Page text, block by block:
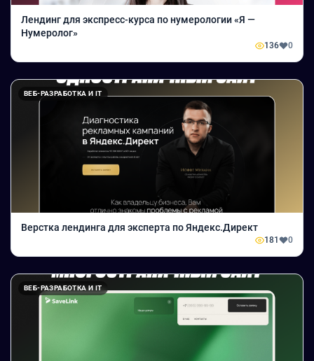
Лендинг для экспресс-курса по нумерологии «Я —
Нумеролог»
136 0
ВЕБ-РАЗРАБОТКА И IT
Верстка лендинга для эксперта по Яндекс.Директ
181 0
ВЕБ-РАЗРАБОТКА И IT